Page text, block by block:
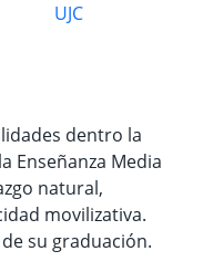
UJC
dentro la
Enseñanza Media
natural,
movilizativa.
su graduación.